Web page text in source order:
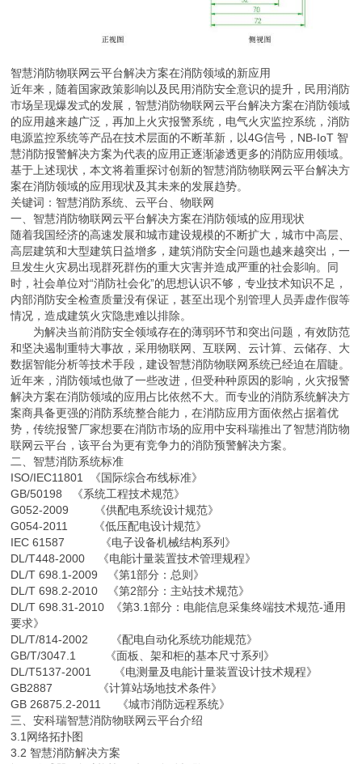
智慧消防物联网云平台解决方案在消防领域的新应用
近年来，随着国家政策影响以及民用消防安全意识的提升，民用消防
市场呈现爆发式的发展，智慧消防物联网云平台解决方案在消防领域
的应用越来越广泛，再加上火灾报警系统，电气火灾监控系统，消防
电源监控系统等产品在技术层面的不断革新，以4G信号，NB-IoT 智
慧消防报警解决方案为代表的应用正逐渐渗透更多的消防应用领域。
基于上述现状，本文将着重探讨创新的智慧消防物联网云平台解决方
案在消防领域的应用现状及其未来的发展趋势。
关键词：智慧消防系统、云平台、物联网
一、智慧消防物联网云平台解决方案在消防领域的应用现状
随着我国经济的高速发展和城市建设规模的不断扩大，城市中高层、
高层建筑和大型建筑日益增多，建筑消防安全问题也越来越突出，一
旦发生火灾易出现群死群伤的重大灾害并造成严重的社会影响。同
时，社会单位对“消防社会化”的思想认识不够，专业技术知识不足，
内部消防安全检查质量没有保证，甚至出现个别管理人员弄虚作假等
情况，造成建筑火灾隐患难以排除。
为解决当前消防安全领域存在的薄弱环节和突出问题，有效防范
和坚决遏制重特大事故，采用物联网、互联网、云计算、云储存、大
数据智能分析等技术手段，建设智慧消防物联网系统已经迫在眉睫。
近年来，消防领域也做了一些改进，但受种种原因的影响，火灾报警
解决方案在消防领域的应用占比依然不大。而专业的消防系统解决方
案商具备更强的消防系统整合能力，在消防应用方面依然占据着优
势，传统报警厂家想要在消防市场的应用中安科瑞推出了智慧消防物
联网云平台，该平台为更有竞争力的消防预警解决方案。
二、智慧消防系统标准
ISO/IEC11801 《国际综合布线标准》
GB/50198 《系统工程技术规范》
G052-2009 《供配电系统设计规范》
G054-2011 《低压配电设计规范》
IEC 61587 《电子设备机械结构系列》
DL/T448-2000 《电能计量装置技术管理规程》
DL/T 698.1-2009 《第1部分：总则》
DL/T 698.2-2010 《第2部分：主站技术规范》
DL/T 698.31-2010 《第3.1部分：电能信息采集终端技术规范-通用
要求》
DL/T/814-2002 《配电自动化系统功能规范》
GB/T/3047.1 《面板、架和柜的基本尺寸系列》
DL/T5137-2001 《电测量及电能计量装置设计技术规程》
GB2887 《计算站场地技术条件》
GB 26875.2-2011 《城市消防远程系统》
三、安科瑞智慧消防物联网云平台介绍
3.1网络拓扑图
3.2 智慧消防解决方案